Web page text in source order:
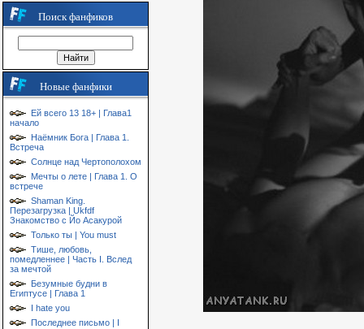
Поиск фанфиков
Новые фанфики
Ей всего 13 18+ | Глава1
начало
Наёмник Бога | Глава 1.
Встреча
Солнце над Чертополохом
Мечты о лете | Глава 1. О
встрече
Shaman King.
Перезагрузка | Ukfdf
Знакомство с Йо Асакурой
Только ты | You must
Тише, любовь,
помедленнее | Часть I. Вслед
за мечтой
Безумные будни в
Египтусе | Глава 1
I hate you
Последнее письмо | I